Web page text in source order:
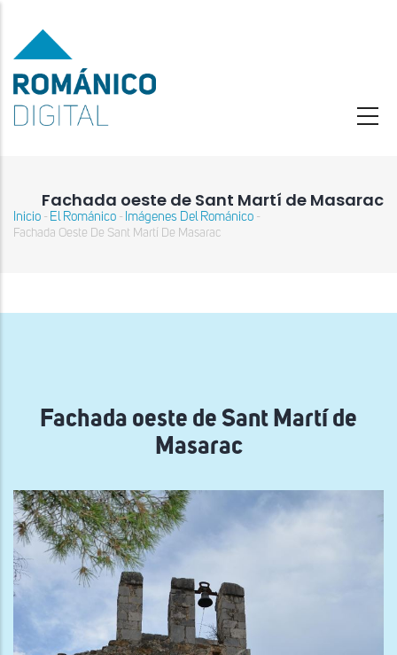
contenido
principal
Fachada oeste de Sant Martí de Masarac
Sobrescribir
ayuda
Inicio - El Románico - Imágenes Del Románico -
Fachada Oeste De Sant Martí De Masarac
Fachada oeste de Sant Martí de
Masarac